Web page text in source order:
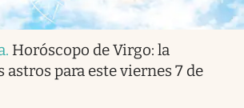
. Horóscopo de Virgo: la
para este viernes 7 de